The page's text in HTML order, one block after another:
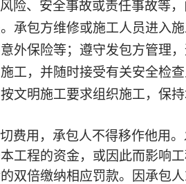
险、 安全事故或责任事故等
承包方维修或施工人员进入
外保险等；遵守发包方管理
工，并随时接受有关安全检
文明施工要求组织施工，保持
费用，承包人不得移作他用
工程的资金，或因此而影响
双倍缴纳相应罚款。因承包